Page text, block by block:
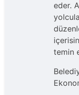
eder.
temin